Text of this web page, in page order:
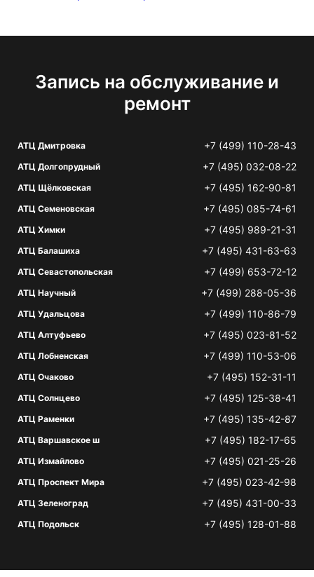
Запись на обслуживание и
ремонт
АТЦ Дмитровка +7 (499) 110-28-43
АТЦ Долгопрудный +7 (495) 032-08-22
АТЦ Щёлковская +7 (495) 162-90-81
АТЦ Семеновская +7 (495) 085-74-61
АТЦ Химки +7 (495) 989-21-31
АТЦ Балашиха +7 (495) 431-63-63
АТЦ Севастопольская +7 (499) 653-72-12
АТЦ Научный +7 (499) 288-05-36
АТЦ Удальцова +7 (499) 110-86-79
АТЦ Алтуфьево +7 (495) 023-81-52
АТЦ Лобненская +7 (499) 110-53-06
АТЦ Очаково +7 (495) 152-31-11
АТЦ Солнцево +7 (495) 125-38-41
АТЦ Раменки +7 (495) 135-42-87
АТЦ Варшавское ш +7 (495) 182-17-65
АТЦ Измайлово +7 (495) 021-25-26
АТЦ Проспект Мира +7 (495) 023-42-98
АТЦ Зеленоград +7 (495) 431-00-33
АТЦ Подольск +7 (495) 128-01-88